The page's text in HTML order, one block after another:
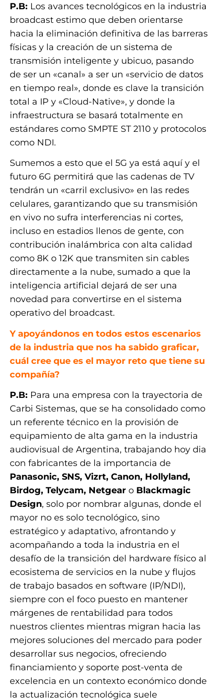
P.B: Los avances tecnológicos en la industria
broadcast estimo que deben orientarse
hacia la eliminación definitiva de las barreras
físicas y la creación de un sistema de
transmisión inteligente y ubicuo, pasando
de ser un «canal» a ser un «servicio de datos
en tiempo real», donde es clave la transición
total a IP y «Cloud-Native», y donde la
infraestructura se basará totalmente en
estándares como SMPTE ST 2110 y protocolos
como NDI.
Sumemos a esto que el 5G ya está aquí y el
futuro 6G permitirá que las cadenas de TV
tendrán un «carril exclusivo» en las redes
celulares, garantizando que su transmisión
en vivo no sufra interferencias ni cortes,
incluso en estadios llenos de gente, con
contribución inalámbrica con alta calidad
como 8K o 12K que transmiten sin cables
directamente a la nube, sumado a que la
inteligencia artificial dejará de ser una
novedad para convertirse en el sistema
operativo del broadcast.
Y apoyándonos en todos estos escenarios
de la industria que nos ha sabido graficar,
cuál cree que es el mayor reto que tiene su
compañía?
P.B: Para una empresa con la trayectoria de
Carbi Sistemas, que se ha consolidado como
un referente técnico en la provisión de
equipamiento de alta gama en la industria
audiovisual de Argentina, trabajando hoy dia
con fabricantes de la importancia de
Panasonic, SNS, Vizrt, Canon, Hollyland,
Birdog, Telycam, Netgear o Blackmagic
Design, solo por nombrar algunas, donde el
mayor no es solo tecnológico, sino
estratégico y adaptativo, afrontando y
acompañando a toda la industria en el
desafío de la transición del hardware físico al
ecosistema de servicios en la nube y flujos
de trabajo basados en software (IP/NDI),
siempre con el foco puesto en mantener
márgenes de rentabilidad para todos
nuestros clientes mientras migran hacia las
mejores soluciones del mercado para poder
desarrollar sus negocios, ofreciendo
financiamiento y soporte post-venta de
excelencia en un contexto económico donde
la actualización tecnológica suele